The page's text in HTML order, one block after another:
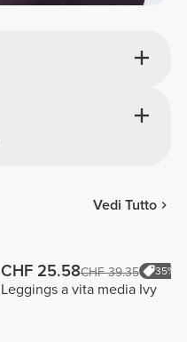
Vedi Tutto
CHF 25.58CHF 39.35 35%
Leggings a vita media Ivy